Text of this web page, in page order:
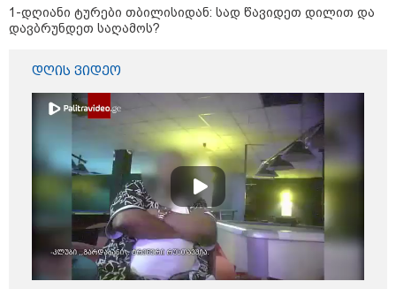
7
აგვისტო
დღის ზოგადი
ასტროლოგიური
პროგნოზი
ეს დღე გამოირჩევა სტაბილური და მშვიდი ენერგიით. კარგი
პერიოდია დაწყებული საქმეების ბოლომდე მოსაყვანად,
1-დღიანი ტურები თბილისიდან: სად წავიდეთ დილით და
დავბრუნდეთ საღამოს?
დღის ვიდეო